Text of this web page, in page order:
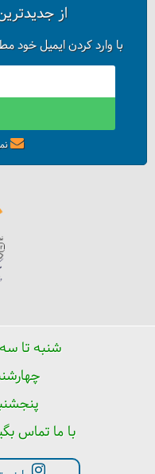
از
با وارد کردن ایمیل خود
شنبه تا سه‌شنبه
چهارشنبه ۸:۴۵
پنجشنبه ۸:۴۵
با ما تماس